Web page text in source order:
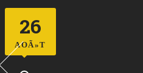
26
AOÃ»T